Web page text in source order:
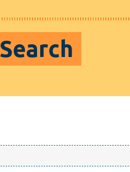
Search